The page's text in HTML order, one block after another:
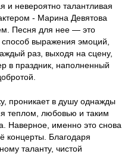
и невероятно талантливая
- Марина Девятова
Песня для нее — это
способ выражения эмоций,
раз, выходя на сцену,
в праздник, наполненный
проникает в душу однажды
теплом, любовью и таким
Наверное, именно это снова
концерты. Благодаря
таланту, чистой